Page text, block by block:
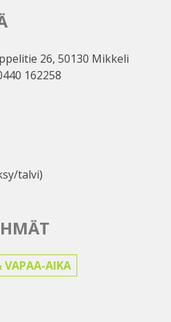
26, 50130 Mikkeli
162258
talvi)
VAPAA-AIKA